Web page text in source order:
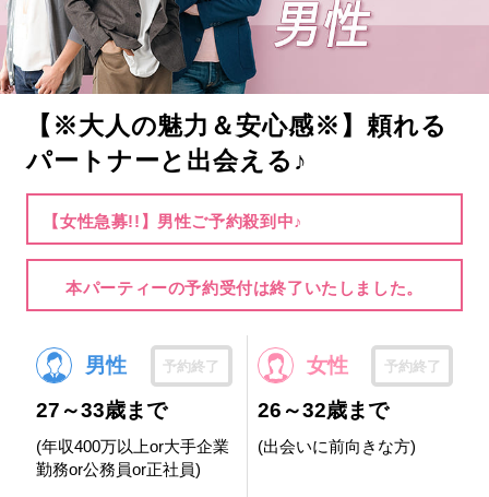
【※大人の魅力＆安心感※】頼れる
パートナーと出会える♪
【女性急募!!】男性ご予約殺到中♪
本パーティーの予約受付は終了いたしました。
男性 予約終了
27～33歳まで
(年収400万以上or大手企業
勤務or公務員or正社員)
女性 予約終了
26～32歳まで
(出会いに前向きな方)